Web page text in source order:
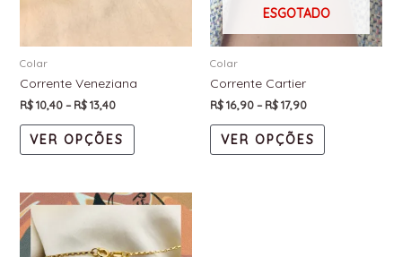
Colar
Corrente Veneziana
R$10,40–R$13,40
VER OPÇÕES
ESGOTADO
Colar
Corrente Cartier
R$16,90–R$17,90
VER OPÇÕES